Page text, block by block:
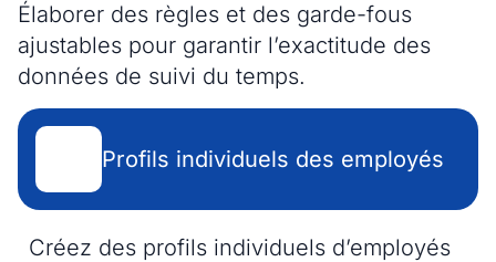
Élaborer des règles et des garde-fous
ajustables pour garantir l’exactitude des
données de suivi du temps.
Profils individuels des employés
Créez des profils individuels d’employés